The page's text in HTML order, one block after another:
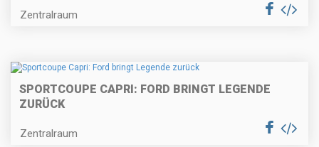
Zentralraum
SPORTCOUPE CAPRI: FORD BRINGT LEGENDE
ZURÜCK
Zentralraum